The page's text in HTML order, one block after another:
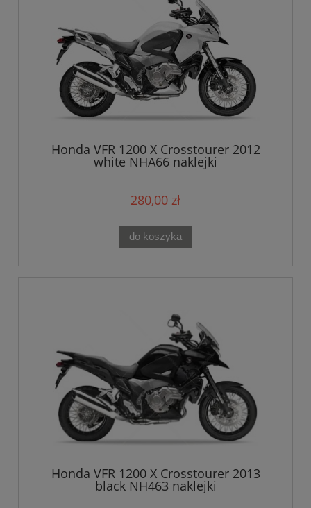
Honda VFR 1200 X Crosstourer 2012
white NHA66 naklejki
280,00 zł
do koszyka
Honda VFR 1200 X Crosstourer 2013
black NH463 naklejki